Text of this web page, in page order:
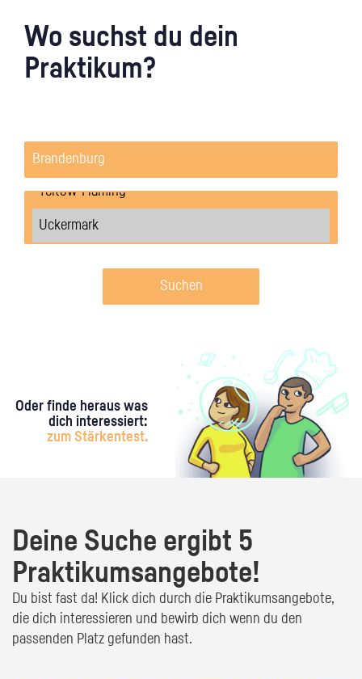
Wo suchst du dein
Praktikum?
Suchen
Oder finde heraus was
dich interessiert:
zum Stärkentest.
Deine Suche ergibt 5
Praktikumsangebote!
Du bist fast da! Klick dich durch die Praktikumsangebote,
die dich interessieren und bewirb dich wenn du den
passenden Platz gefunden hast.